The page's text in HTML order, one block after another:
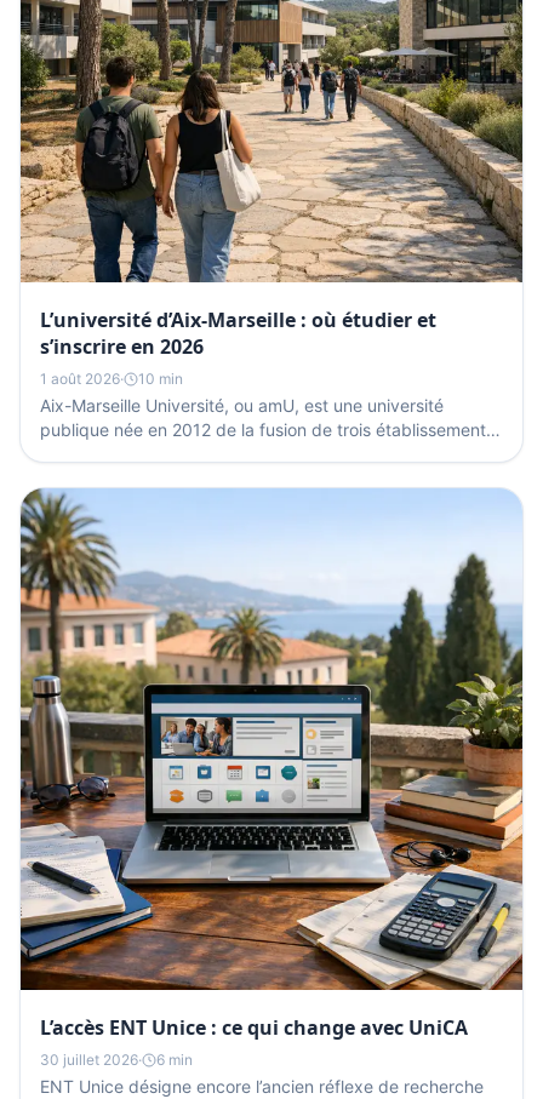
L’université d’Aix-Marseille : où étudier et
s’inscrire en 2026
1 août 2026· 10 min
Aix-Marseille Université, ou amU, est une université
publique née en 2012 de la fusion de trois établissements
L’accès ENT Unice : ce qui change avec UniCA
30 juillet 2026· 6 min
ENT Unice désigne encore l’ancien réflexe de recherche